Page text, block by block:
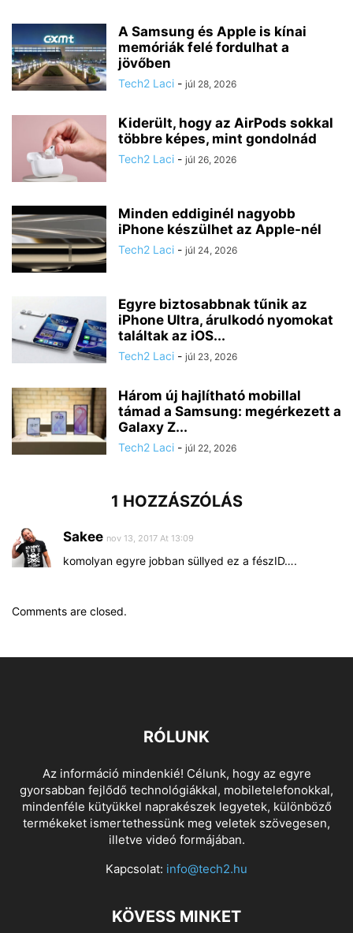
A Samsung és Apple is kínai
memóriák felé fordulhat a
jövőben
Tech2 Laci - júl 28, 2026
Kiderült, hogy az AirPods sokkal
többre képes, mint gondolnád
Tech2 Laci - júl 26, 2026
Minden eddiginél nagyobb
iPhone készülhet az Apple-nél
Tech2 Laci - júl 24, 2026
Egyre biztosabbnak tűnik az
iPhone Ultra, árulkodó nyomokat
találtak az iOS...
Tech2 Laci - júl 23, 2026
Három új hajlítható mobillal
támad a Samsung: megérkezett a
Galaxy Z...
Tech2 Laci - júl 22, 2026
1 HOZZÁSZÓLÁS
Sakee nov 13, 2017 At 13:09
komolyan egyre jobban süllyed ez a fészID….
Comments are closed.
RÓLUNK
Az információ mindenkié! Célunk, hogy az egyre
gyorsabban fejlődő technológiákkal, mobiletelefonokkal,
mindenféle kütyükkel naprakészek legyetek, különböző
termékeket ismertethessünk meg veletek szövegesen,
illetve videó formájában.
Kapcsolat: info@tech2.hu
KÖVESS MINKET